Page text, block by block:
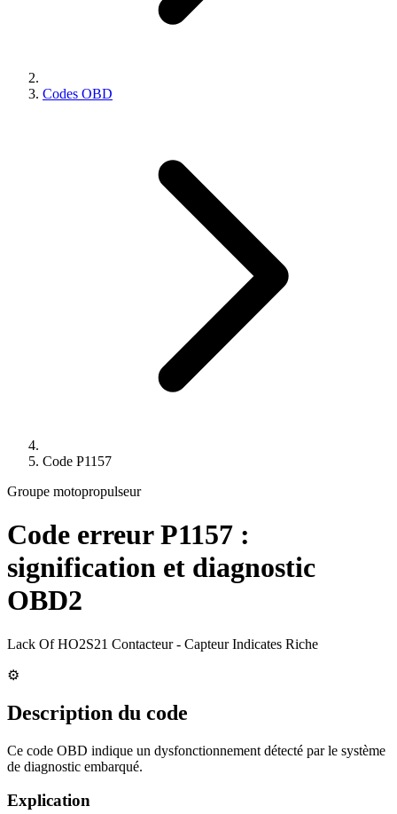
Codes OBD
Code P1157
Groupe motopropulseur
Code erreurP1157 :
signification et diagnostic
OBD2
Lack Of HO2S21 Contacteur - Capteur Indicates Riche
⚙️
Description du code
Ce code OBD indique un dysfonctionnement détecté par le système
de diagnostic embarqué.
Explication